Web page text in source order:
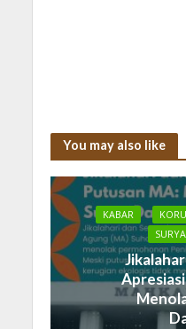
You may also like
KABAR